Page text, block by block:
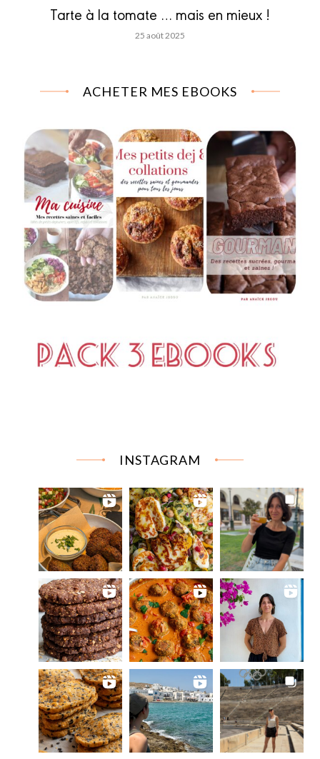
Tarte à la tomate … mais en mieux !
25 août 2025
ACHETER MES EBOOKS
INSTAGRAM